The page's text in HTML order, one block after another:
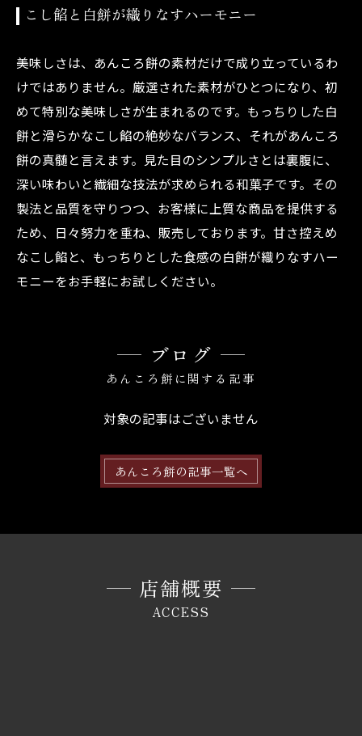
こし餡と白餅が織りなすハーモニー
美味しさは、あんころ餅の素材だけで成り立っているわ
けではありません。厳選された素材がひとつになり、初
めて特別な美味しさが生まれるのです。もっちりした白
餅と滑らかなこし餡の絶妙なバランス、それがあんころ
餅の真髄と言えます。見た目のシンプルさとは裏腹に、
深い味わいと繊細な技法が求められる和菓子です。その
製法と品質を守りつつ、お客様に上質な商品を提供する
ため、日々努力を重ね、販売しております。甘さ控えめ
なこし餡と、もっちりとした食感の白餅が織りなすハー
モニーをお手軽にお試しください。
ブログ
あんころ餅に関する記事
対象の記事はございません
あんころ餅の記事一覧へ
店舗概要
ACCESS